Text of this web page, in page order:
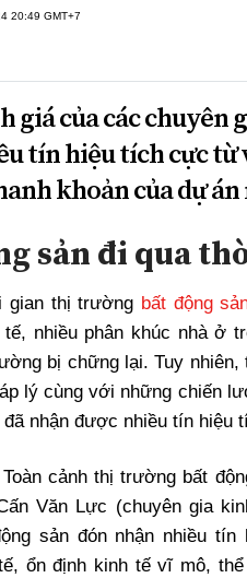
20:49 GMT+7
giá của các
tín hiệu tích cực từ
khoản của dự
sản đi qua
gian thị trường bất động
nhiều phân khúc nhà ở
bị chững lại. Tuy
lý cùng với những chiến
đã nhận được nhiều tín hiệu
cảnh thị trường bất
Văn Lực (chuyên gia
sản đón nhận nhiều
ổn định kinh tế vĩ mô,